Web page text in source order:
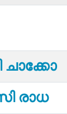
ചാക്കോ
രാധ